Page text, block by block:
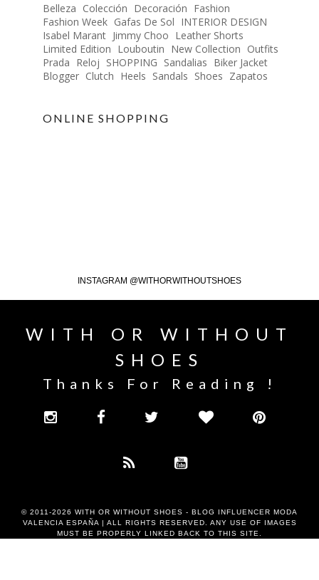
Belleza Colección Decoración Fashion
Fashion Week Gafas De Sol INTERIOR DESIGN
Isabel Marant Jimmy Choo Leather Shorts
Limited Edition Louboutin New Collection Outfits
Prada Reloj SHOPPING Sandalias Biker Jacket
Blogger Clutch Heels Sandals Shoes Zapatos
ONLINE SHOPPING
INSTAGRAM @WITHORWITHOUTSHOES
WITH OR WITHOUT
SHOES
Thanks For Reading !
© 2011-2026 WITH OR WITHOUT SHOES - BLOG INFLUENCER MODA
VALENCIA ESPAÑA | ALL RIGHTS RESERVED. ANY USE OF IMAGES
MUST BE PROPERLY LINKED BACK TO THIS SITE.